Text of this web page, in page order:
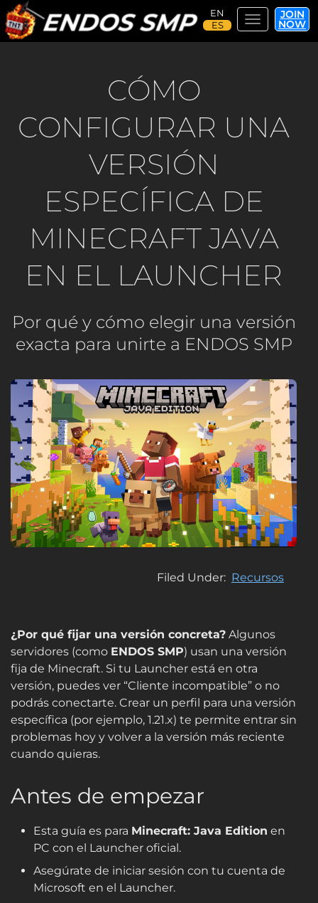
ToggleJOIN
NOW
CÓMO
CONFIGURAR UNA
VERSIÓN
ESPECÍFICA DE
MINECRAFT JAVA
EN EL LAUNCHER
Por qué y cómo elegir una versión
exacta para unirte a ENDOS SMP
Filed Under Recursos
¿Por qué fijar una versión concreta? Algunos
servidores (como ENDOS SMP) usan una versión
fija de Minecraft. Si tu Launcher está en otra
versión, puedes ver “Cliente incompatible” o no
podrás conectarte. Crear un perfil para una versión
específica (por ejemplo, 1.21.x) te permite entrar sin
problemas hoy y volver a la versión más reciente
cuando quieras.
Antes de empezar
Esta guía es para Minecraft: Java Edition en
PC con el Launcher oficial.
Asegúrate de iniciar sesión con tu cuenta de
Microsoft en el Launcher.